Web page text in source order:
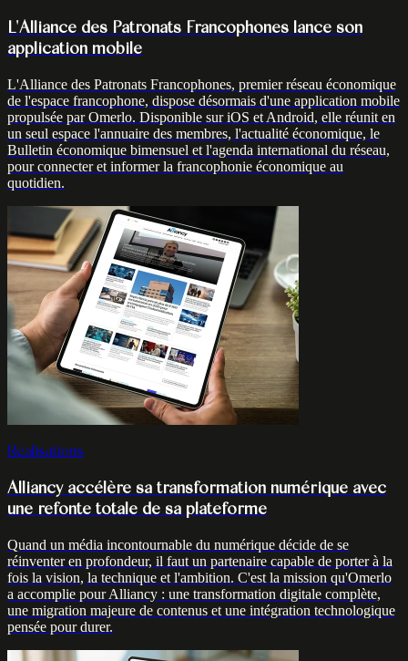
L'Alliance des Patronats Francophones lance son
application mobile
L'Alliance des Patronats Francophones, premier réseau économique
de l'espace francophone, dispose désormais d'une application mobile
propulsée par Omerlo. Disponible sur iOS et Android, elle réunit en
un seul espace l'annuaire des membres, l'actualité économique, le
Bulletin économique bimensuel et l'agenda international du réseau,
pour connecter et informer la francophonie économique au
quotidien.
Réalisations
Alliancy accélère sa transformation numérique avec
une refonte totale de sa plateforme
Quand un média incontournable du numérique décide de se
réinventer en profondeur, il faut un partenaire capable de porter à la
fois la vision, la technique et l'ambition. C'est la mission qu'Omerlo
a accomplie pour Alliancy : une transformation digitale complète,
une migration majeure de contenus et une intégration technologique
pensée pour durer.